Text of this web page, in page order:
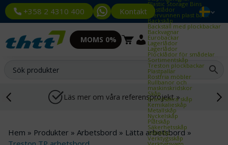
+358 2 4310 400 Kontakt
Plastic Storage Bins
Plastlådor
Återvunnen plast back
Backskåp
Backställ med plockbackar
Backvagnar
Eurobackar
Lagerlådor
Lagerlådor
Plocklådor för smådelar
Sortimentskåp
Treston plockbackar
Plastpallar
Rostfria möbler
Rullbanor och
maskinskridskor
Skåp
Brandsäkra skåp
Kemikalieskåp
Metallskåp
Nyckelskåp
Plåtskåp
Säkerhetsskåp
Stålskåp
Verktygsskåp
Verktygsvagn
MOMS 0%
Läs mer om våra referensprojekt »
Hem » Produkter » Arbetsbord » Lätta arbetsbord»